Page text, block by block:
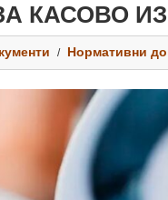
КАСОВО
Нормативни